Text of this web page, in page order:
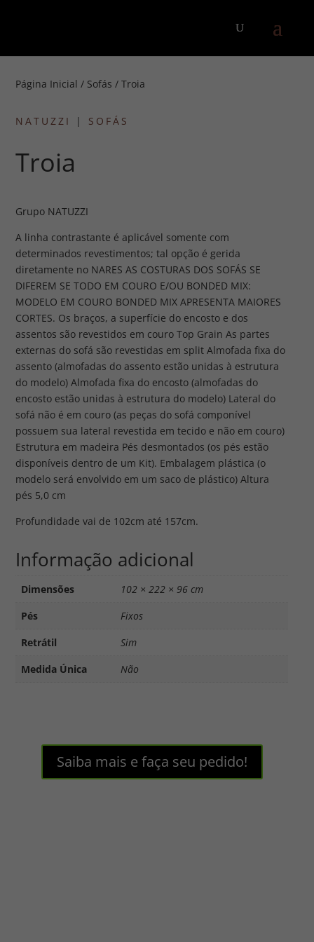
Página Inicial / Sofás / Troia
NATUZZI | SOFÁS
Troia
Grupo NATUZZI
A linha contrastante é aplicável somente com
determinados revestimentos; tal opção é gerida
diretamente no NARES AS COSTURAS DOS SOFÁS SE
DIFEREM SE TODO EM COURO E/OU BONDED MIX:
MODELO EM COURO BONDED MIX APRESENTA MAIORES
CORTES. Os braços, a superfície do encosto e dos
assentos são revestidos em couro Top Grain As partes
externas do sofá são revestidas em split Almofada fixa do
assento (almofadas do assento estão unidas à estrutura
do modelo) Almofada fixa do encosto (almofadas do
encosto estão unidas à estrutura do modelo) Lateral do
sofá não é em couro (as peças do sofá componível
possuem sua lateral revestida em tecido e não em couro)
Estrutura em madeira Pés desmontados (os pés estão
disponíveis dentro de um Kit). Embalagem plástica (o
modelo será envolvido em um saco de plástico) Altura
pés 5,0 cm
Profundidade vai de 102cm até 157cm.
Informação adicional
Dimensões
102 × 222 × 96 cm
Pés
Fixos
Retrátil
Sim
Medida Única
Não
Saiba mais e faça seu pedido!